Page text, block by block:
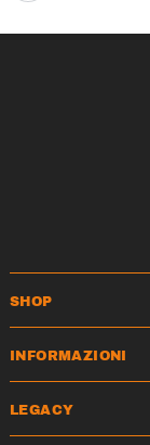
SHOP
INFORMAZIONI
LEGACY